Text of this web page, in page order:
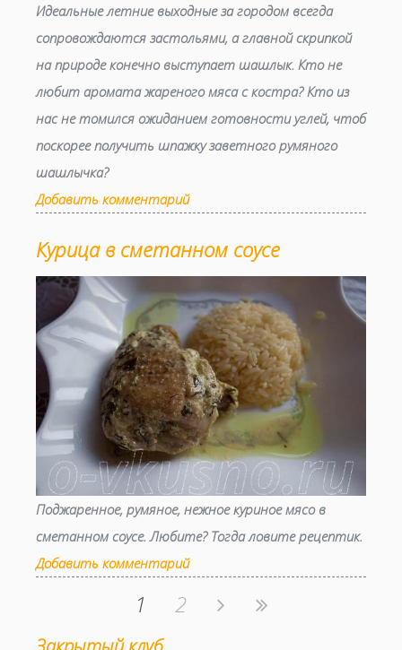
Идеальные летние выходные за городом всегда
сопровождаются застольями, а главной скрипкой
на природе конечно выступает шашлык. Кто не
любит аромата жареного мяса с костра? Кто из
нас не томился ожиданием готовности углей, чтоб
поскорее получить шпажку заветного румяного
шашлычка?
Добавить комментарий
Курица в сметанном соусе
Поджаренное, румяное, нежное куриное мясо в
сметанном соусе. Любите? Тогда ловите рецептик.
Добавить комментарий
1 2